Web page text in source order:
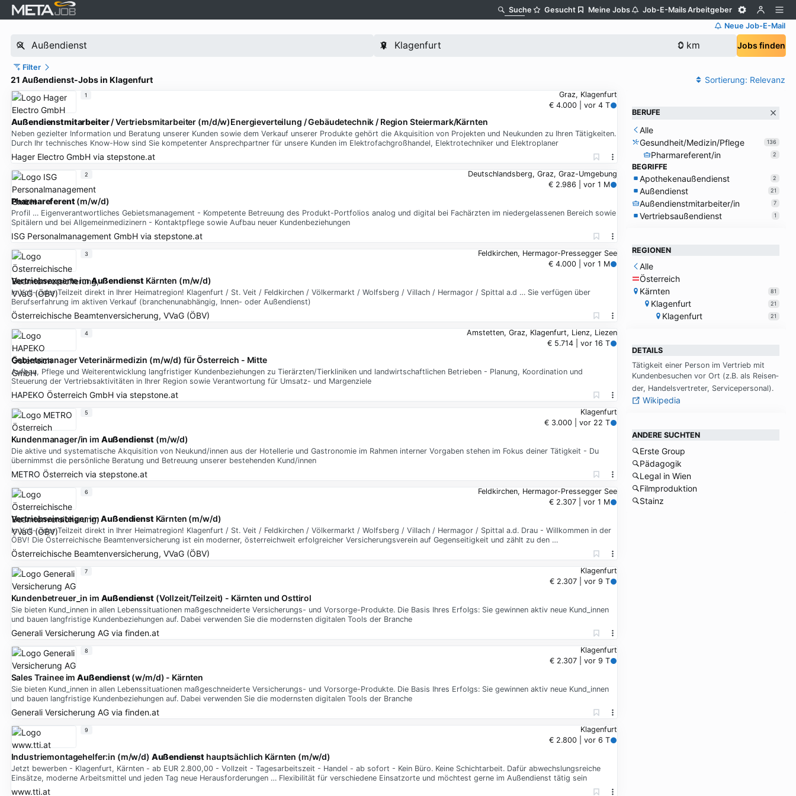
Suche Gesucht Meine Jobs Job-E-MailsArbeitgeber
Neue Job-E-Mail
Jobs finden
Filter
21 Außendienst-Jobs in Klagenfurt Sortierung: Relevanz
Graz, Klagenfurt
€ 4.000 | vor 4 T
Außendienstmitarbeiter/ Vertriebsmitarbeiter (m/d/w)Energieverteilung / Gebäudetechnik / Region Steiermark/Kärnten
Neben gezielter Information und Beratung unserer Kunden sowie dem Verkauf unserer Produkte gehört die Akquisition von Projekten und Neukunden zu Ihren Tätigkeiten.
Durch Ihr technisches Know-How sind Sie kompetenter Ansprechpartner für unsere Kunden im Elektrofachgroßhandel, Elektrotechniker und Elektroplaner
Hager Electro GmbHvia stepstone.at
1
Deutschlandsberg, Graz, Graz-Umgebung
€ 2.986 | vor 1 M
Pharmareferent (m/w/d)
Profil … Eigenverantwortliches Gebietsmanagement - Kompetente Betreuung des Produkt-Portfolios analog und digital bei Fachärzten im niedergelassenen Bereich sowie
Spitälern und bei Allgemeinmedizinern - Kontaktpflege sowie Aufbau neuer Kundenbeziehungen
ISG Personalmanagement GmbHvia stepstone.at
2
Feldkirchen, Hermagor-Pressegger See
€ 4.000 | vor 1 M
Vertriebsexperte imAußendienst Kärnten (m/w/d)
In Voll- oder Teilzeit direkt in Ihrer Heimatregion! Klagenfurt / St. Veit / Feldkirchen / Völkermarkt / Wolfsberg / Villach / Hermagor / Spittal a.d … Sie verfügen über
Berufserfahrung im aktiven Verkauf (branchenunabhängig, Innen- oder Außendienst)
Österreichische Beamtenversicherung, VVaG (ÖBV)
3
Amstetten, Graz, Klagenfurt, Lienz, Liezen
€ 5.714 | vor 16 T
Gebietsmanager Veterinärmedizin (m/w/d) für Österreich - Mitte
Aufbau, Pflege und Weiterentwicklung langfristiger Kundenbeziehungen zu Tierärzten/Tierkliniken und landwirtschaftlichen Betrieben - Planung, Koordination und
Steuerung der Vertriebsaktivitäten in Ihrer Region sowie Verantwortung für Umsatz- und Margenziele
HAPEKO Österreich GmbHvia stepstone.at
4
Klagenfurt
€ 3.000 | vor 22 T
Kundenmanager/in im Außendienst (m/w/d)
Die aktive und systematische Akquisition von Neukund/innen aus der Hotellerie und Gastronomie im Rahmen interner Vorgaben stehen im Fokus deiner Tätigkeit - Du
übernimmst die persönliche Beratung und Betreuung unserer bestehenden Kund/innen
METRO Österreichvia stepstone.at
5
Feldkirchen, Hermagor-Pressegger See
€ 2.307 | vor 1 M
Vertriebseinsteiger imAußendienst Kärnten (m/w/d)
In Voll- oder Teilzeit direkt in Ihrer Heimatregion! Klagenfurt / St. Veit / Feldkirchen / Völkermarkt / Wolfsberg / Villach / Hermagor / Spittal a.d. Drau - Willkommen in der
ÖBV! Die Österreichische Beamtenversicherung ist ein moderner, österreichweit erfolgreicher Versicherungsverein auf Gegenseitigkeit und zählt zu den …
Österreichische Beamtenversicherung, VVaG (ÖBV)
6
Klagenfurt
€ 2.307 | vor 9 T
Kundenbetreuer_in im Außendienst (Vollzeit/Teilzeit) - Kärnten und Osttirol
Sie bieten Kund_innen in allen Lebenssituationen maßgeschneiderte Versicherungs- und Vorsorge-Produkte. Die Basis Ihres Erfolgs: Sie gewinnen aktiv neue Kund_innen
und bauen langfristige Kundenbeziehungen auf. Dabei verwenden Sie die modernsten digitalen Tools der Branche
Generali Versicherung AGvia finden.at
7
Klagenfurt
€ 2.307 | vor 9 T
Sales Trainee imAußendienst (w/m/d) - Kärnten
Sie bieten Kund_innen in allen Lebenssituationen maßgeschneiderte Versicherungs- und Vorsorge-Produkte. Die Basis Ihres Erfolgs: Sie gewinnen aktiv neue Kund_innen
und bauen langfristige Kundenbeziehungen auf. Dabei verwenden Sie die modernsten digitalen Tools der Branche
Generali Versicherung AGvia finden.at
8
Klagenfurt
€ 2.800 | vor 6 T
Industriemontagehelfer:in (m/w/d) Außendienst hauptsächlich Kärnten (m/w/d)
Jetzt bewerben - Klagenfurt, Kärnten - ab EUR 2.800,00 - Vollzeit - Tagesarbeitszeit - Handel - ab sofort - Kein Büro. Keine Schichtarbeit. Dafür abwechslungsreiche
Einsätze, moderne Arbeitsmittel und jeden Tag neue Herausforderungen … Flexibilität für verschiedene Einsatzorte und möchtest gerne im Außendienst tätig sein
www.tti.at
9
BERUFE
Alle
Gesundheit/Medizin/Pflege
136
Pharmareferent/in 2
BEGRIFFE
Apothekenaußendienst 2
Außendienst 21
Außendienstmitarbeiter/in 7
Vertriebsaußendienst 1
REGIONEN
Alle
Österreich
Kärnten
81
Klagenfurt 21
Klagenfurt 21
DETAILS
Tä­tig­keit ei­ner Per­son im Ver­trieb mit
Kun­den­be­su­chen vor Ort (z.B. als Rei­sen­
der, Han­dels­ver­tre­ter, Ser­vice­per­so­nal).
Wikipedia
ANDERE SUCHTEN
Erste Group
Pädagogik
Legal in Wien
Filmproduktion
Stainz